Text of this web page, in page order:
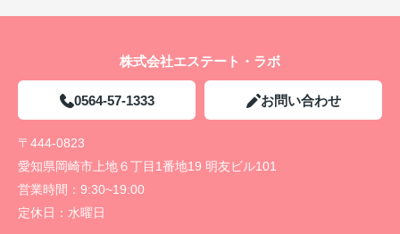
株式会社エステート・ラボ
0564-57-1333 お問い合わせ
〒444-0823
愛知県岡崎市上地６丁目1番地19 明友ビル101
営業時間： 9:30~19:00
定休日： 水曜日